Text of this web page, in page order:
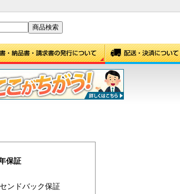
保証
ンドバック保証